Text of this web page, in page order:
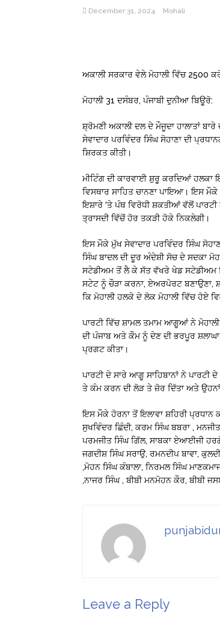
December 31, 2024 Mohali
ਅਕਾਲੀ ਸਰਕਾਰ ਵੇਲੇ ਮੋਹਾਲੀ ਵਿੱਚ 2500
ਮੋਹਾਲੀ 31 ਦਸੰਬਰ, ਪੰਜਾਬੀ ਦੁਨੀਆ ਬਿਊਰੋ:
ਸ਼੍ਰੋਮਣੀ ਅਕਾਲੀ ਦਲ ਦੇ ਮੌਜੂਦਾ ਹਾਲਾਤਾਂ
ਸੇਵਾਦਾਰ ਪਰਵਿੰਦਰ ਸਿੰਘ ਸੋਹਾਣਾ ਦੀ
ਸ਼ਿਰਕਤ ਕੀਤੀ।
ਮੀਟਿੰਗ ਦੀ ਕਾਰਵਾਈ ਸ਼ੁਰੂ ਕਰਦਿਆਂ ਹਲਕਾ
ਵਿਸਥਾਰ ਸਾਹਿਤ ਚਾਨਣਾ ਪਾਇਆ। ਇਸ ਮੌਕੇ
ਇਸ਼ਾਰੇ ‘ਤੇ ਪੰਥ ਵਿਰੋਧੀ ਸ਼ਕਤੀਆਂ ਵੱਲੋਂ
ਤ੍ਰਾਸਦੀ ਵਿੱਚੋਂ ਹੋਰ ਤਕੜੀ ਹੋਕੇ ਨਿਕਲੇਗੀ।
ਇਸ ਮੌਕੇ ਮੁੱਖ ਸੇਵਾਦਾਰ ਪਰਵਿੰਦਰ ਸਿੰਘ
ਸਿੰਘ ਬਾਦਲ ਦੀ ਦੂਰ ਅੰਦੇਸ਼ੀ ਸੋਚ ਦੇ ਸਦਕਾ
ਸਟੇਡੀਅਮ ਤੋਂ ਲੈ ਕੇ ਸੱਤ ਵੱਖਰੇ ਖੇਡ ਸਟੇਡੀਅਮ
ਸਟੇਟ ਨੂੰ ਚੌੜਾ ਕਰਨਾ, ਏਅਰਪੋਰਟ ਬਣਾਉਣਾ,
ਕਿ ਮੋਹਾਲੀ ਹਲਕੇ ਦੇ ਲੋਕ ਮੋਹਾਲੀ ਵਿੱਚ ਹੋਏ
ਪਾਰਟੀ ਵਿੱਚ ਸ਼ਾਮਲ ਤਮਾਮ ਆਗੂਆਂ ਨੇ ਮੋਹਾਲੀ
ਦੀ ਪੰਜਾਬ ਅਤੇ ਕੌਮ ਨੂੰ ਦੇਣ ਦੀ ਭਰਪੂਰ
ਪ੍ਰਗਟ ਕੀਤਾ।
ਪਾਰਟੀ ਦੇ ਸਾਰੇ ਆਗੂ ਸਾਹਿਬਾਨਾਂ ਨੇ
ਤੇ ਕੰਮ ਕਰਨ ਦੀ ਲੋੜ ਤੇ ਜ਼ੋਰ ਦਿੱਤਾ ਅਤੇ
ਇਸ ਮੌਕੇ ਹੋਰਨਾ ਤੋਂ ਇਲਾਵਾ ਸ਼ਹਿਰੀ ਪ੍ਰਧਾਨ
ਸੁਖਵਿੰਦਰ ਛਿੰਦੀ, ਕਰਮ ਸਿੰਘ ਬਬਰਾ ,
ਪਰਮਜੀਤ ਸਿੰਘ ਗਿੱਲ, ਸਾਬਕਾ ਏਆਈਜੀ
ਜਗਦੀਸ਼ ਸਿੰਘ ਸਰਾਉ, ਰਮਨਦੀਪ ਬਾਵਾ,
,ਮੋਹਨ ਸਿੰਘ ਕੰਬਾਲਾ, ਨਿਰਮਲ ਸਿੰਘ
,ਨਾਜਰ ਸਿੰਘ , ਬੀਬੀ ਮਨਮੋਹਨ ਕੌਰ, ਬੀਬੀ
Leave a Reply